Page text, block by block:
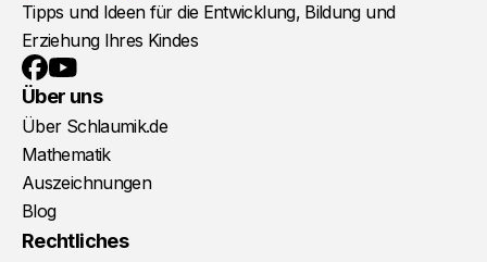
Tipps und Ideen für die Entwicklung, Bildung und
Erziehung Ihres Kindes
Facebook
YouTube
Über uns
Über Schlaumik.de
Mathematik
Auszeichnungen
Blog
Rechtliches